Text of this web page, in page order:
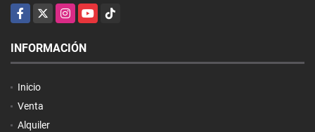
Facebook
X InstagramYouTubeTikTok
INFORMACIÓN
Inicio
Venta
Alquiler